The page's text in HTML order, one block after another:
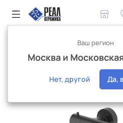
Сантехника и аксессуары
Интернет-магазин
Ваш регион
Москва и
Нет, другой Да,